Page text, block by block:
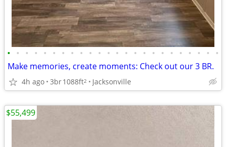
• • • • • • • • • • • • • • • • • • • • • • • •
Make memories, create moments: Check out our 3 BR.
4h ago 3br1088ft2 Jacksonville
$55,499